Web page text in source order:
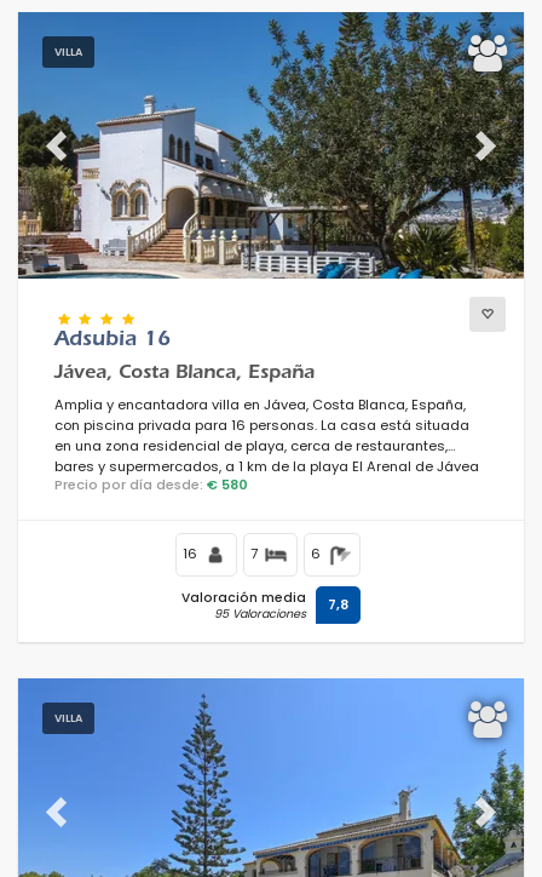
VILLA
Previous Next
Adsubia 16
Jávea, Costa Blanca, España
Amplia y encantadora villa en Jávea, Costa Blanca, España,
con piscina privada para 16 personas. La casa está situada
en una zona residencial de playa, cerca de restaurantes,
bares y supermercados, a 1 km de la playa El Arenal de Jávea
y a 1 km del Mar Mediterráneo, Jávea.
Precio por día desde: € 580
16 7 6
Valoración media
95 Valoraciones 7,8
VILLA
Previous Next